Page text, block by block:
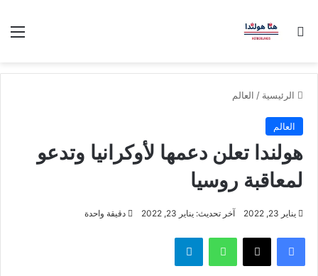
بحث عن
الرئيسية / العالم
العالم
هولندا تعلن دعمها لأوكرانيا وتدعو
لمعاقبة روسيا
يناير 23, 2022 آخر تحديث: يناير 23, 2022 دقيقة واحدة
فيسبوك ‫X واتساب تيلقرام